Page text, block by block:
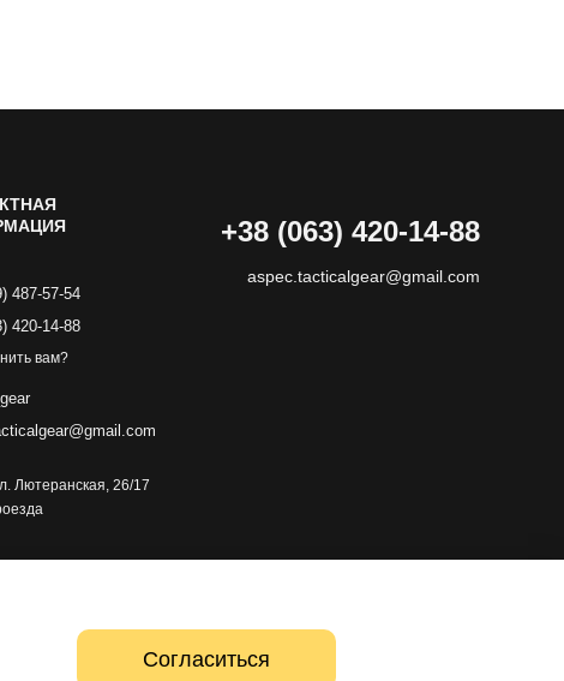
487-57-54
420-14-88
вам?
Лютеранская, 26/17
+38 (063) 420-14-88
aspec.tacticalgear@gmail.com
Согласиться